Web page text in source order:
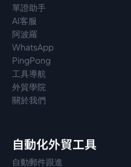
單證助手
AI客服
阿波羅
WhatsApp
PingPong
工具導航
外貿學院
關於我們
自動化外貿工具
自動郵件跟進